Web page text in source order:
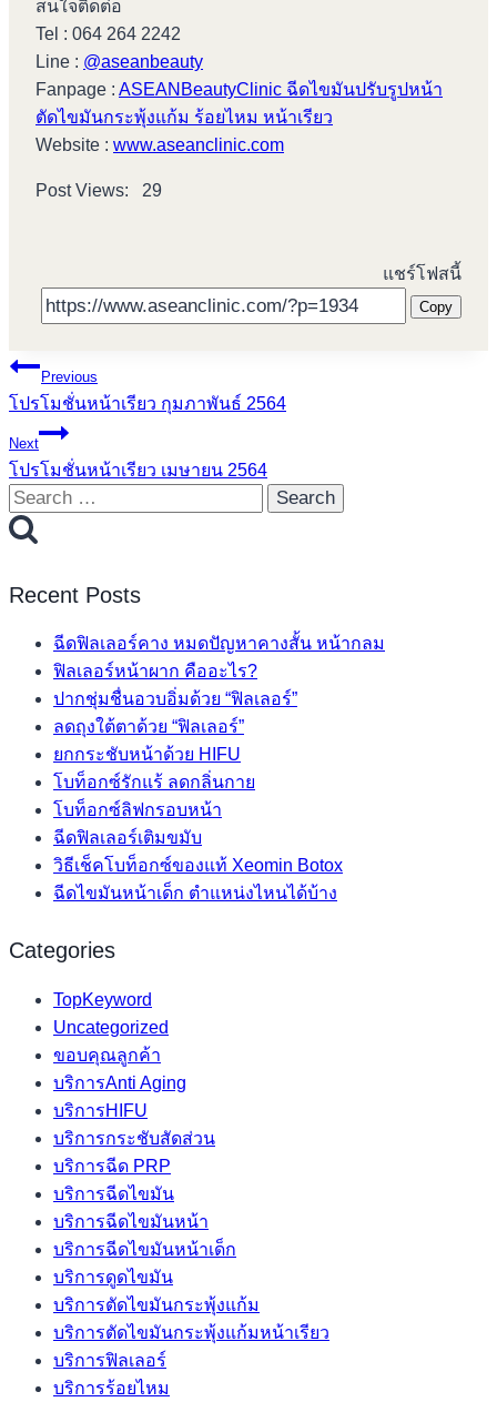
สนใจติดต่อ
Tel : 064 264 2242
Line : @aseanbeauty
Fanpage : ASEANBeautyClinic ฉีดไขมันปรับรูปหน้า
ตัดไขมันกระพุ้งแก้ม ร้อยไหม หน้าเรียว
Website : www.aseanclinic.com
Post Views: 29
แชร์โฟสนี้
Copy
Post
navigation
Previous
โปรโมชั่นหน้าเรียว กุมภาพันธ์ 2564
Next
โปรโมชั่นหน้าเรียว เมษายน 2564
Search
for:
Recent Posts
ฉีดฟิลเลอร์คาง หมดปัญหาคางสั้น หน้ากลม
ฟิลเลอร์หน้าผาก คืออะไร?
ปากชุ่มชื่นอวบอิ่มด้วย “ฟิลเลอร์”
ลดถุงใต้ตาด้วย “ฟิลเลอร์”
ยกกระชับหน้าด้วย HIFU
โบท็อกซ์รักแร้ ลดกลิ่นกาย
โบท็อกซ์ลิฟกรอบหน้า
ฉีดฟิลเลอร์เติมขมับ
วิธีเช็คโบท็อกซ์ของแท้ Xeomin Botox
ฉีดไขมันหน้าเด็ก ตำแหน่งไหนได้บ้าง
Categories
TopKeyword
Uncategorized
ขอบคุณลูกค้า
บริการAnti Aging
บริการHIFU
บริการกระชับสัดส่วน
บริการฉีด PRP
บริการฉีดไขมัน
บริการฉีดไขมันหน้า
บริการฉีดไขมันหน้าเด็ก
บริการดูดไขมัน
บริการตัดไขมันกระพุ้งแก้ม
บริการตัดไขมันกระพุ้งแก้มหน้าเรียว
บริการฟิลเลอร์
บริการร้อยไหม